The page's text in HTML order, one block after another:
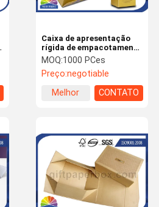
Caixa de apresentação
rígida de empacotamento
de dobramento feito a
mão do presente da caixa
do vinho do cartão
MOQ:1000 PCes
Preço:negotiable
Melhor
CONTATO